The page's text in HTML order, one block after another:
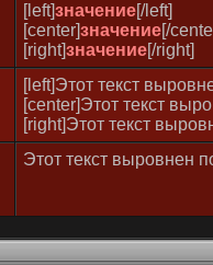
[left]значение[/left]
[center]значение[/
[right]значение[/right]
[left]Этот текст
[center]Этот текст
[right]Этот текст
Этот текст выровнен